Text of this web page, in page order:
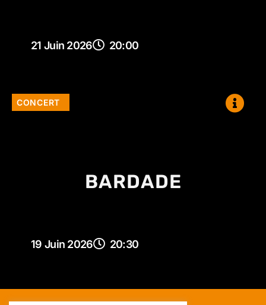
21 Juin 2026 20:00
CONCERT
BARDADE
19 Juin 2026 20:30